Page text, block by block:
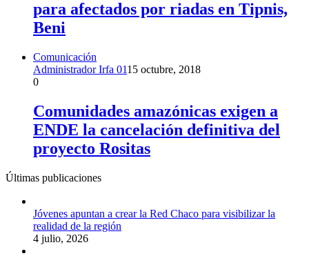
para afectados por riadas en Tipnis,
Beni
Comunicación
Administrador Irfa 0115 octubre, 2018
0
Comunidades amazónicas exigen a
ENDE la cancelación definitiva del
proyecto Rositas
Últimas publicaciones
Jóvenes apuntan a crear la Red Chaco para visibilizar la
realidad de la región
4 julio, 2026